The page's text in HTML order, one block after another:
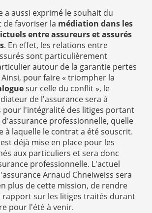
a aussi exprimé le souhait du
favoriser la médiation dans les
entre assureurs et assurés
. En effet, les relations entre
sont particulièrement
autour de la garantie pertes
Ainsi, pour faire « triompher la
sur celle du conflit », le
de l'assurance sera à
pour l'intégralité des litiges portant
professionnelle, quelle
à laquelle le contrat a été souscrit.
déjà mise en place pour les
aux particuliers et sera donc
professionnelle. L'actuel
Arnaud Chneiweiss sera
plus de cette mission, de rendre
sur les litiges traités durant
pour l'été à venir.